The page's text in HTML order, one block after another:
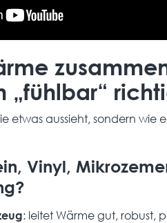
„fühlbar“
etwas aussieht, sondern wie
Vinyl,
: leitet Wärme gut, robust,